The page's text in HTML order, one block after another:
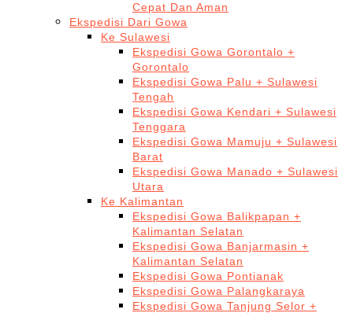
Cepat Dan Aman
Ekspedisi Dari Gowa
Ke Sulawesi
Ekspedisi Gowa Gorontalo +
Gorontalo
Ekspedisi Gowa Palu + Sulawesi
Tengah
Ekspedisi Gowa Kendari + Sulawesi
Tenggara
Ekspedisi Gowa Mamuju + Sulawesi
Barat
Ekspedisi Gowa Manado + Sulawesi
Utara
Ke Kalimantan
Ekspedisi Gowa Balikpapan +
Kalimantan Selatan
Ekspedisi Gowa Banjarmasin +
Kalimantan Selatan
Ekspedisi Gowa Pontianak
Ekspedisi Gowa Palangkaraya
Ekspedisi Gowa Tanjung Selor +